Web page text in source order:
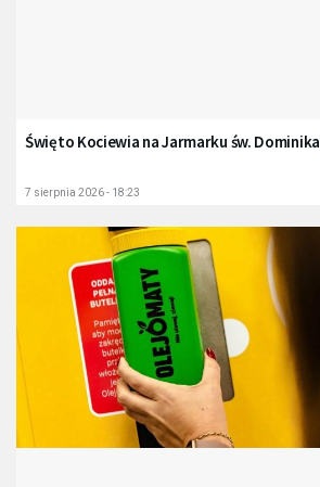
Święto Kociewia na Jarmarku św. Dominika
7 sierpnia 2026 - 18:23